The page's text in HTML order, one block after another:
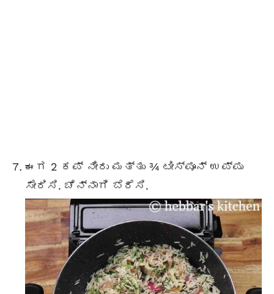
ಈಗ 2 ಕಪ್ ನೀರು ಮತ್ತು ¾ ಟೀಸ್ಪೂನ್ ಉಪ್ಪು
ಸೇರಿಸಿ. ಚೆನ್ನಾಗಿ ಬೆರೆಸಿ.